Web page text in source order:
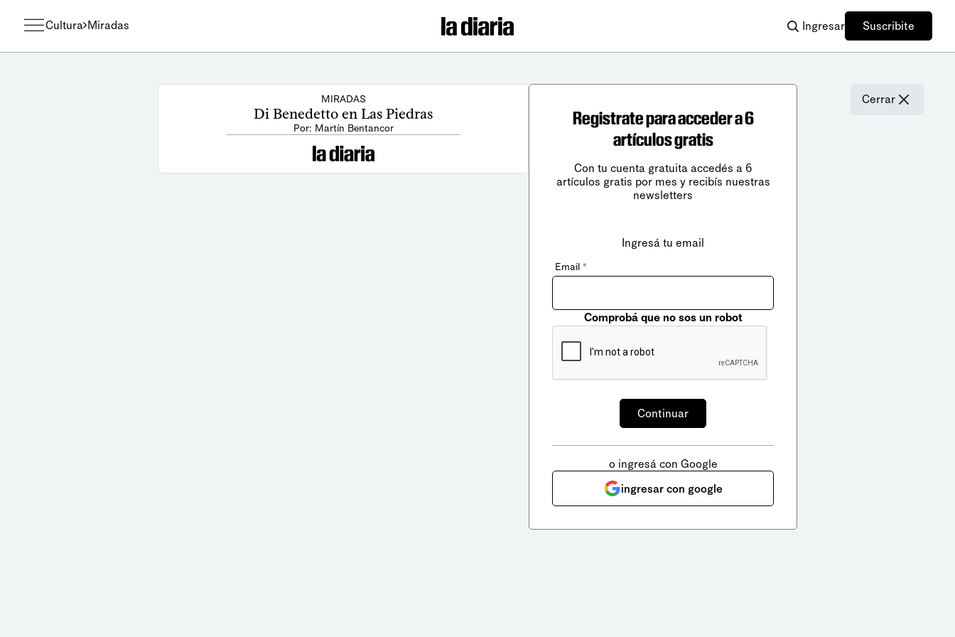
Cultura Miradas Ingresar Suscribite
MIRADAS
Di Benedetto en Las Piedras
Por: Martín Bentancor
Cerrar
Registrate para acceder a 6
artículos gratis
Con tu cuenta gratuita accedés a 6
artículos gratis por mes y recibís nuestras
newsletters
Ingresá tu email
Email *
Comprobá que no sos un robot
o ingresá con Google
ingresar con google